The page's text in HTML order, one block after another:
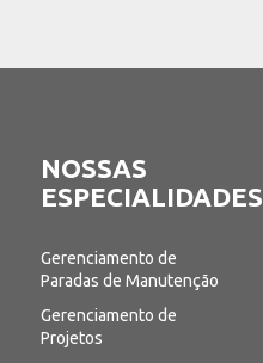
NOSSAS
ESPECIALIDADES
Gerenciamento de
Paradas de Manutenção
Gerenciamento de
Projetos